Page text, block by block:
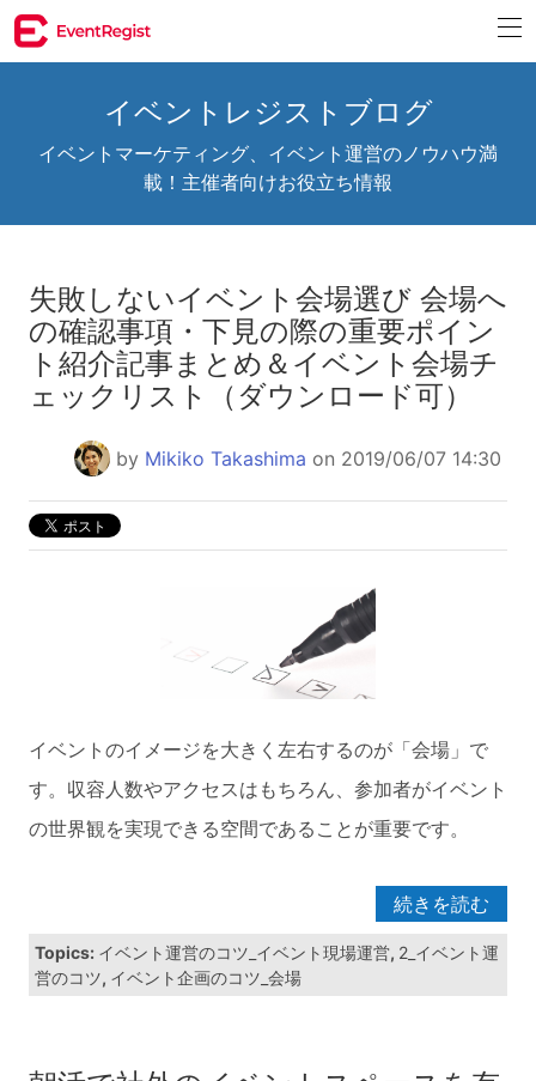
イベントレジストブログ
イベントマーケティング、イベント運営のノウハウ満
載！主催者向けお役立ち情報
失敗しないイベント会場選び 会場へ
の確認事項・下見の際の重要ポイン
ト紹介記事まとめ＆イベント会場チ
ェックリスト（ダウンロード可）
by Mikiko Takashima on 2019/06/07 14:30
イベントのイメージを大きく左右するのが「会場」で
す。収容人数やアクセスはもちろん、参加者がイベント
の世界観を実現できる空間であることが重要です。
続きを読む
Topics: イベント運営のコツ_イベント現場運営, 2_イベント運
営のコツ, イベント企画のコツ_会場